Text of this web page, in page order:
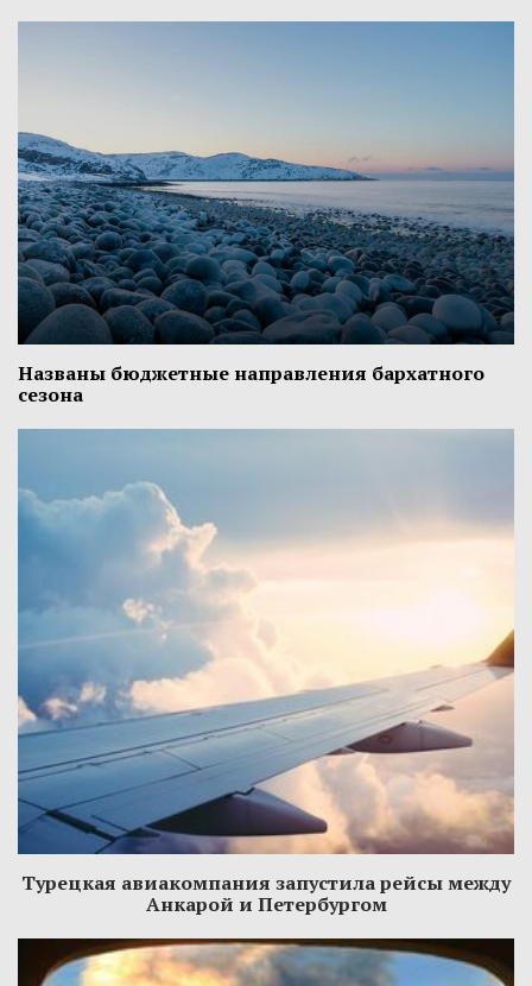
Названы бюджетные направления бархатного
сезона
Турецкая авиакомпания запустила рейсы между
Анкарой и Петербургом